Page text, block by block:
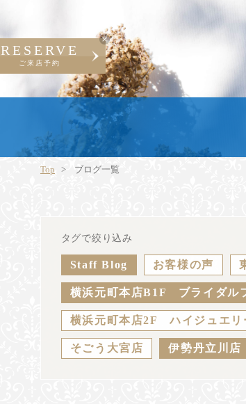
RESERVE
ご来店予約
Top ブログ一覧
タグで絞り込み
Staff Blog お客様の声
横浜元町本店B1F ブライダル
横浜元町本店2F ハイジュエリ
そごう大宮店 伊勢丹立川店